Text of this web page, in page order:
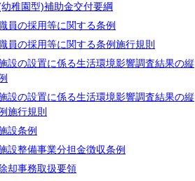
稚園型)補助金交付要綱
員の採用等に関する条例
員の採用等に関する条例施行規則
設の設置に係る生活環境影響調査結果の縦
設の設置に係る生活環境影響調査結果の縦
施行規則
設条例
設整備事業分担金徴収条例
却事務取扱要領